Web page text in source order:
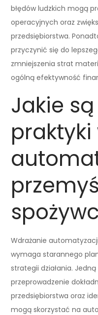
błędów ludzkich mogą
operacyjnych oraz
przedsiębiorstwa.
przyczynić się do
zmniejszenia strat
ogólną efektywność
Jakie
Wdrażanie
wymaga starannego
strategii działania.
przeprowadzenie
przedsiębiorstwa oraz
mogą skorzystać na